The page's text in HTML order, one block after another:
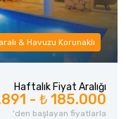
& Havuzu Korunaklı
Haftalık Fiyat Aralığı
- ₺ 185.000
'den başlayan fiyatlarla